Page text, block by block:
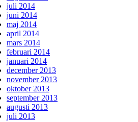
juli 2014
juni 2014
maj 2014
april 2014
mars 2014
februari 2014
januari 2014
december 2013
november 2013
oktober 2013
september 2013
augusti 2013
juli 2013